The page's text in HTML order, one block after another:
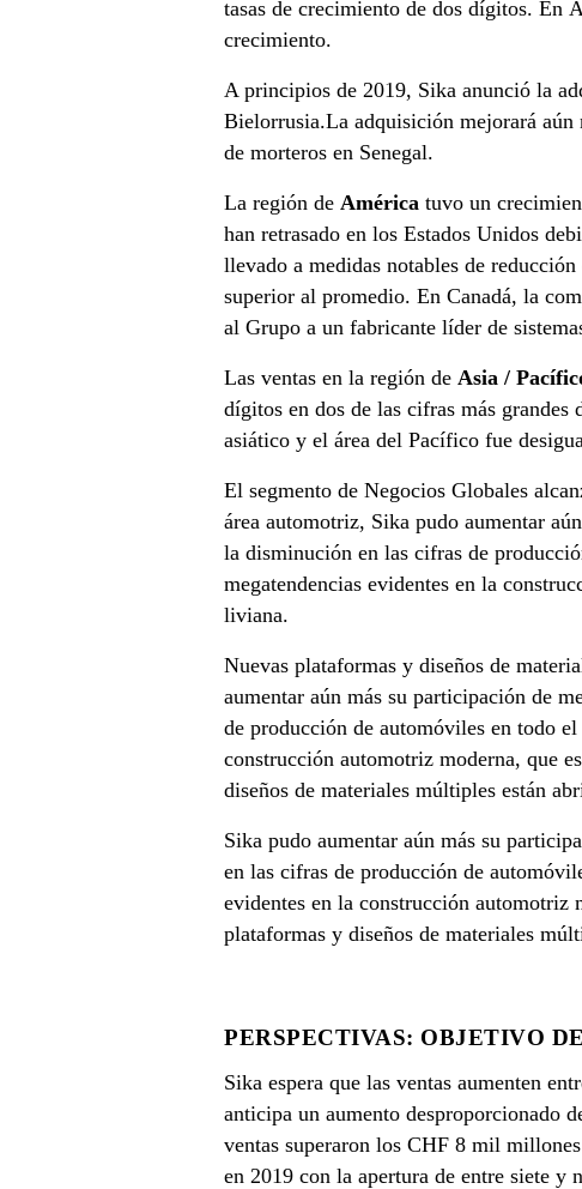
tasas de crecimiento de dos dígitos. En
crecimiento.
A principios de 2019, Sika anunció la
Bielorrusia.La adquisición mejorará aún
de morteros en Senegal.
La región de América tuvo un
han retrasado en los Estados Unidos
llevado a medidas notables de
superior al promedio. En Canadá, la
al Grupo a un fabricante líder de
Las ventas en la región de Asia /
dígitos en dos de las cifras más
asiático y el área del Pacífico fue
El segmento de Negocios Globales
área automotriz, Sika pudo aumentar
la disminución en las cifras de
megatendencias evidentes en la
liviana.
Nuevas plataformas y diseños de
aumentar aún más su participación de
de producción de automóviles en todo
construcción automotriz moderna, que
diseños de materiales múltiples están
Sika pudo aumentar aún más su
en las cifras de producción de
evidentes en la construcción
plataformas y diseños de materiales
PERSPECTIVAS: OBJETIVO
Sika espera que las ventas aumenten
anticipa un aumento desproporcionado
ventas superaron los CHF 8 mil
en 2019 con la apertura de entre siete y